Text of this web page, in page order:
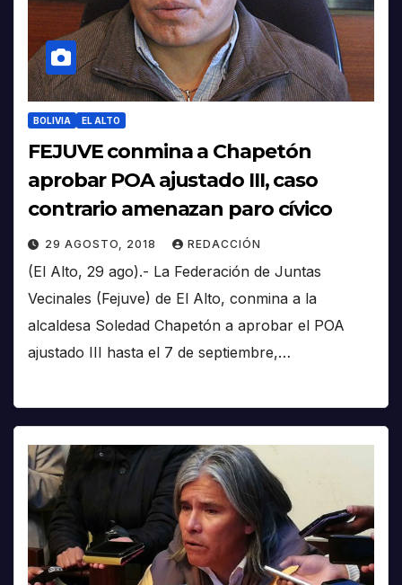
BOLIVIA EL ALTO
FEJUVE conmina a Chapetón
aprobar POA ajustado III, caso
contrario amenazan paro cívico
29 AGOSTO, 2018 REDACCIÓN
(El Alto, 29 ago).- La Federación de Juntas
Vecinales (Fejuve) de El Alto, conmina a la
alcaldesa Soledad Chapetón a aprobar el POA
ajustado III hasta el 7 de septiembre,…